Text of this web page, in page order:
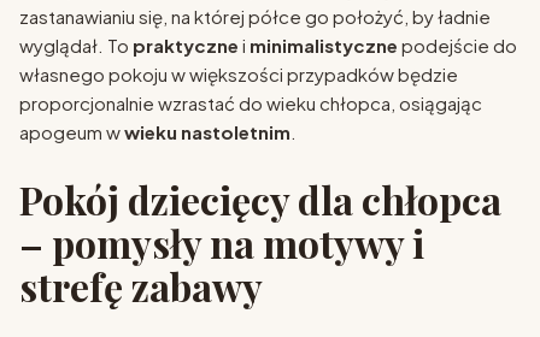
zastanawianiu się, na której półce go położyć, by ładnie
wyglądał. To praktyczne i minimalistyczne podejście do
własnego pokoju w większości przypadków będzie
proporcjonalnie wzrastać do wieku chłopca, osiągając
apogeum wwieku nastoletnim
Pokój dziecięcy dla chłopca
– pomysły na motywy i
strefę zabawy